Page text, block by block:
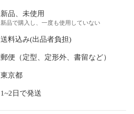
新品、未使用
新品で購入し、一度も使用していない
送料込み(出品者負担)
郵便（定型、定形外、書留など）
東京都
1~2日で発送